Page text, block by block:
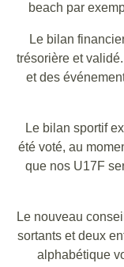
beach par
Le bilan
trésorière et
et des
Le bilan sportif
été voté, au
que nos U17F
Le nouveau
sortants et deux
alphabétique